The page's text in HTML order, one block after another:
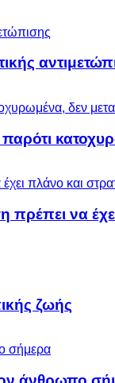
να
ζωής